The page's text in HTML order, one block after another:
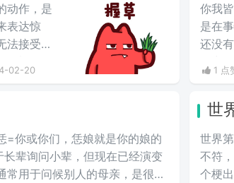
动作，是
表达惊
法接受的
02-20
你我
是在
还没
活中
知道
的，
1 点
=你或你们，恁娘就是你的娘的
长辈询问小辈，但现在已经演变
常用于问候别人的母亲，是很多
世
世界
不符
个梗